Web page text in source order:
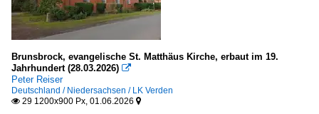
Brunsbrock, evangelische St. Matthäus Kirche, erbaut im 19.
Jahrhundert (28.03.2026) 
Peter Reiser
Deutschland / Niedersachsen / LK Verden
 29 1200x900 Px, 01.06.2026 